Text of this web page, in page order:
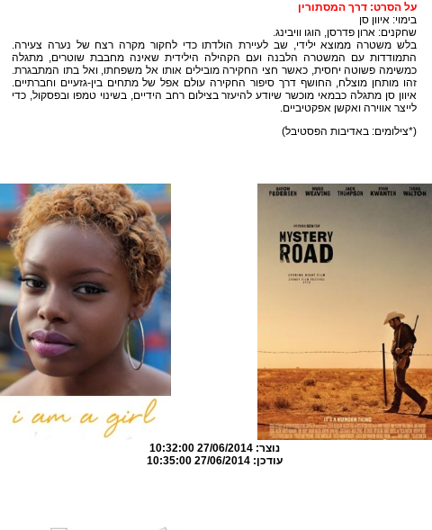
על הסרט: דרך המסתורין
בימוי: איוון סן
שחקנים: ארון פדרסן, הוגו וויבינג.
בלש משטרה ממוצא ילידי, שב לעיירת הולדתו כדי לחקור מקרה רצח של נערה צעירה.
התמודדות עם המשטרה הלבנה ועם הקהילה הילידית שאינה מחבבת שוטרים, מתגלה
כמשימה פשוטה יחסית, כאשר חצי החקירה מובילים אותו אל משפחתו, ואל בתו המתבגרת.
זהו מותחן מוצלח, החושף דרך סיפור החקירה עולם אפל של מתחים בין-גזעיים וחברתיים.
איוון סן מתגלה כבמאי מוכשר שיודע להיעזר בצילום רחב הידיים, בשינוי טמפו ובפסקול, כדי
לייצר אווירה ואקשן אפקטיביים.
(*צילומים: באדיבות הפסטיבל)
נוצר:27/06/2014 10:32:00
עודכן:27/06/2014 10:35:00